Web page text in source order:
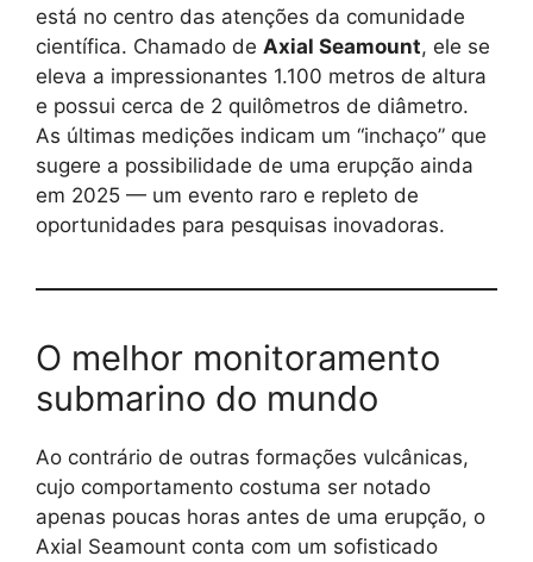
está no centro das atenções da comunidade
científica. Chamado de Axial Seamount, ele se
eleva a impressionantes 1.100 metros de altura
e possui cerca de 2 quilômetros de diâmetro.
As últimas medições indicam um “inchaço” que
sugere a possibilidade de uma erupção ainda
em 2025 — um evento raro e repleto de
oportunidades para pesquisas inovadoras.
O melhor monitoramento
submarino do mundo
Ao contrário de outras formações vulcânicas,
cujo comportamento costuma ser notado
apenas poucas horas antes de uma erupção, o
Axial Seamount conta com um sofisticado